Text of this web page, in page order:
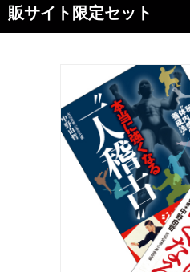
販サイト限定セット